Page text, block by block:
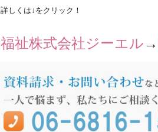
詳しくは↓をクリック！
福祉株式会社ジーエル →